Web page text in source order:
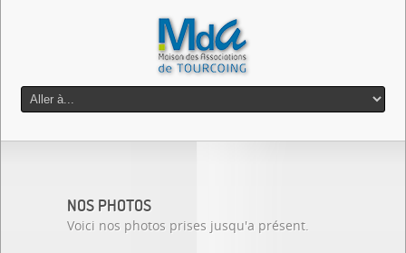
NOS PHOTOS
Voici nos photos prises jusqu'a présent.